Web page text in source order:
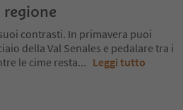
contrasti. In primavera puoi
della Val Senales e pedalare tra i
le cime resta... Leggi tutto